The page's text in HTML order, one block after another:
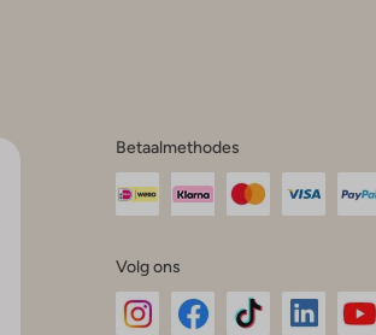
Betaalmethodes
Volg ons